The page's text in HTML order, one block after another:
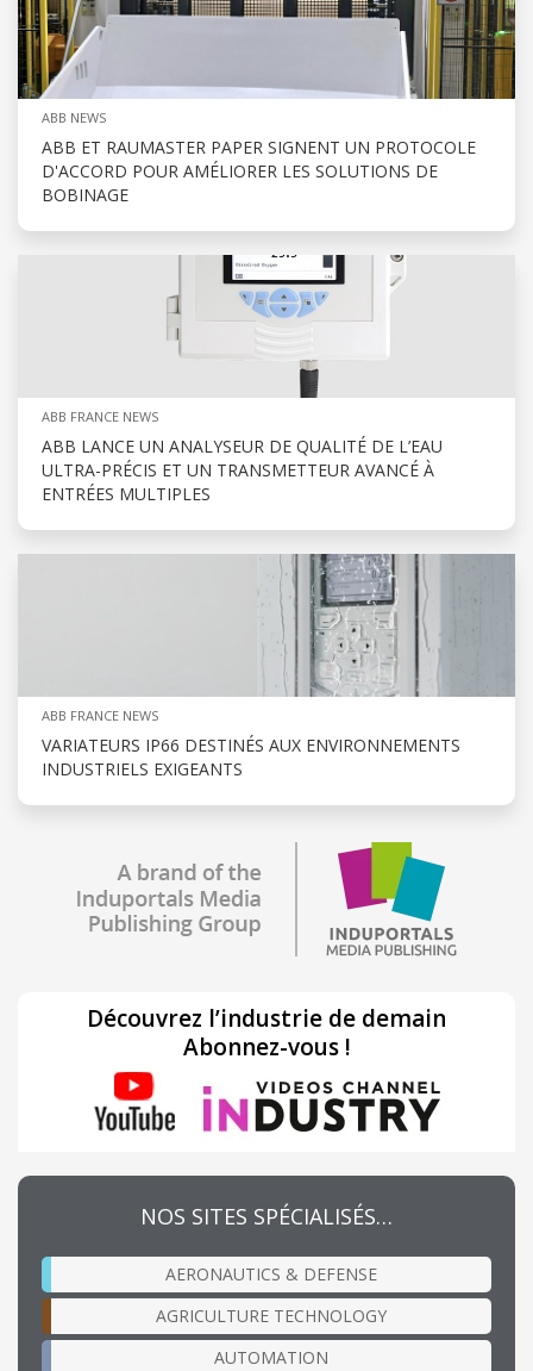
ABB NEWS
ABB ET RAUMASTER PAPER SIGNENT UN PROTOCOLE
D'ACCORD POUR AMÉLIORER LES SOLUTIONS DE
BOBINAGE
ABB FRANCE NEWS
ABB LANCE UN ANALYSEUR DE QUALITÉ DE L’EAU
ULTRA-PRÉCIS ET UN TRANSMETTEUR AVANCÉ À
ENTRÉES MULTIPLES
ABB FRANCE NEWS
VARIATEURS IP66 DESTINÉS AUX ENVIRONNEMENTS
INDUSTRIELS EXIGEANTS
Découvrez l’industrie de demain
Abonnez-vous !
NOS SITES SPÉCIALISÉS…
AERONAUTICS & DEFENSE
AGRICULTURE TECHNOLOGY
AUTOMATION